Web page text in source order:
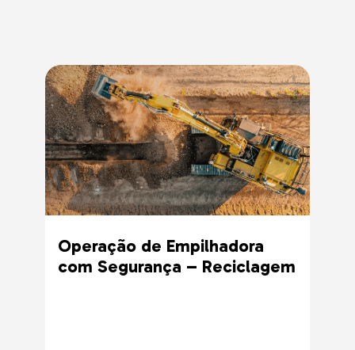
Operação de Empilhadora
com Segurança – Reciclagem